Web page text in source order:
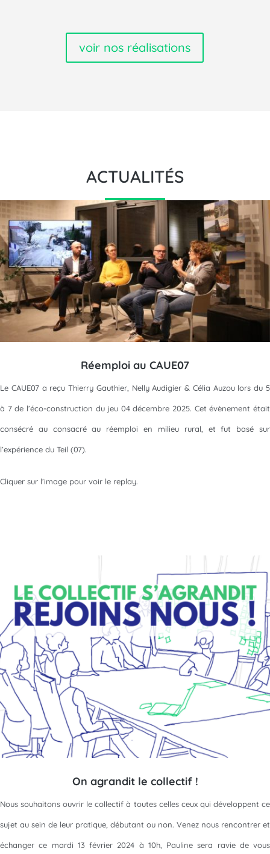
voir nos réalisations
ACTUALITÉS
Réemploi au CAUE07
Le CAUE07 a reçu Thierry Gauthier, Nelly Audigier & Célia Auzou lors du 5
à 7 de l’éco-construction du jeu 04 décembre 2025. Cet évènement était
consécré au consacré au réemploi en milieu rural, et fut basé sur
l’expérience du Teil (07).
Cliquer sur l’image pour voir le replay.
On agrandit le collectif !
Nous souhaitons ouvrir le collectif à toutes celles ceux qui développent ce
sujet au sein de leur pratique, débutant ou non. Venez nous rencontrer et
échanger ce mardi 13 février 2024 à 10h, Pauline sera ravie de vous